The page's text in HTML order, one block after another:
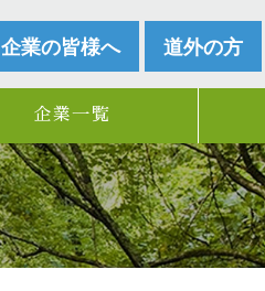
企業の皆様へ 道外の方
企業一覧